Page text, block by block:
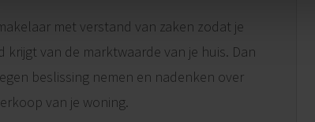
met verstand van zaken zodat je
krijgt van de marktwaarde van je huis. Dan
beslissing nemen en nadenken over
van je woning.